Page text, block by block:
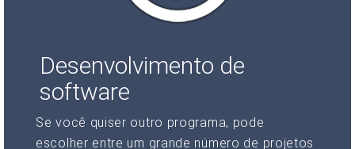
Desenvolvimento de
software
Se você quiser outro programa, pode
escolher entre um grande número de projetos